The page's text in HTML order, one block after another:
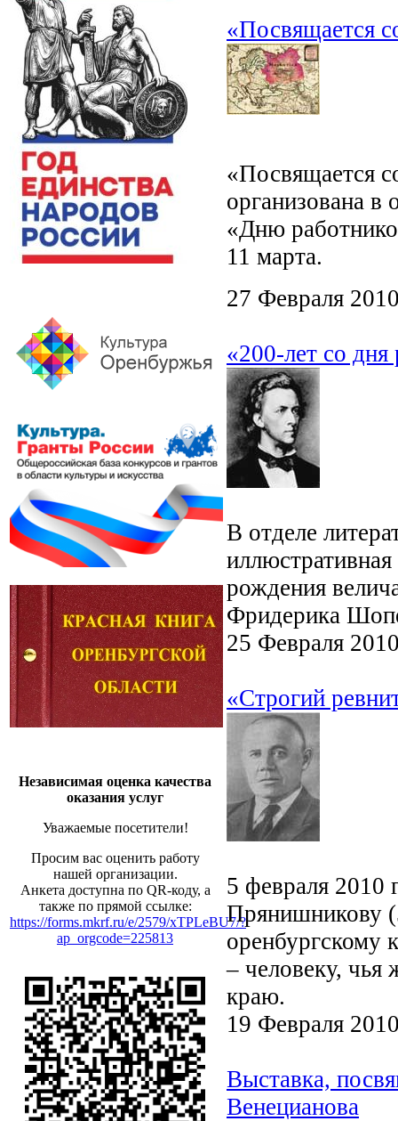
Независимая оценка качества
оказания услуг
Уважаемые посетители!
Просим вас оценить работу
нашей организации.
Анкета доступна по QR-коду, а
также по прямой ссылке:
https://forms.mkrf.ru/e/2579/xTPLeBU7/?
ap_orgcode=225813
«Посвящается
«Посвящается
организована в
«Дню
11 марта.
27 Февраля
«200-лет со
В отделе
рождения
Фридерика
25 Февраля
«Строгий
5 февраля 2010
Прянишникову
оренбургскому
– человеку,
краю.
19 Февраля
Выставка,
Венецианова